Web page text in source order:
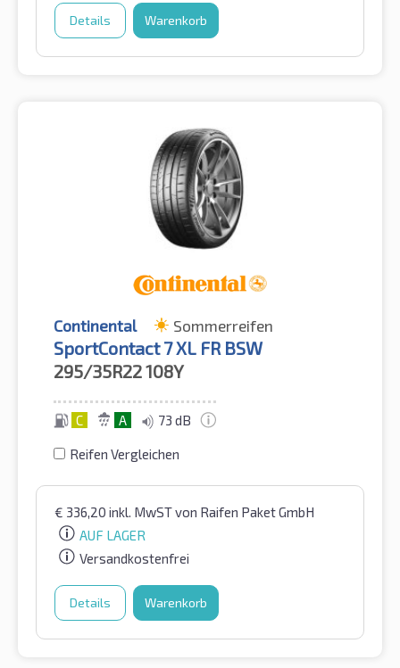
Details Warenkorb
Continental Sommerreifen
SportContact 7 XL FR BSW
295/35R22108Y
C A 73 dB
Reifen Vergleichen
€ 336,20 inkl. MwSTvon Raifen Paket GmbH
AUF LAGER
Versandkostenfrei
Details Warenkorb